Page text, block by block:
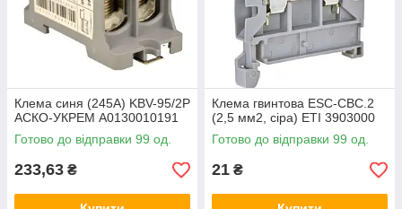
Клема синя (245А) KBV-95/2P
АСКО-УКРЕМ A0130010191
Готово до відправки 99 од.
233,63 ₴
Клема гвинтова ESC-CBC.2
(2,5 мм2, сіра) ETI 3903000
Готово до відправки 99 од.
21 ₴